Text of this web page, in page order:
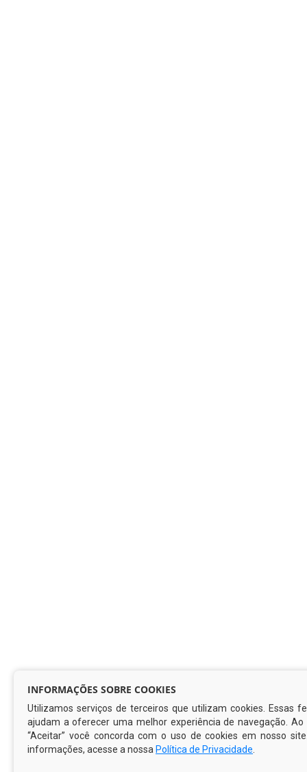
INFORMAÇÕES SOBRE COOKIES
Utilizamos serviços de terceiros que utilizam cookies. Essas
ajudam a oferecer uma melhor experiência de navegação. Ao
“Aceitar” você concorda com o uso de cookies em nosso
informações, acesse a nossa Política de Privacidade